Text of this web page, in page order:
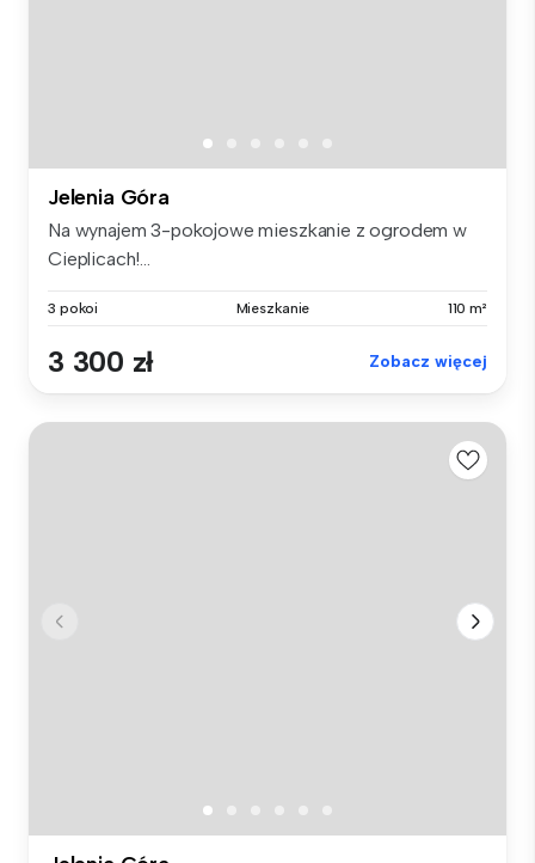
Jelenia Góra
Na wynajem 3-pokojowe mieszkanie z ogrodem w
Cieplicach!...
3 pokoi Mieszkanie 110 m²
3 300 zł Zobacz więcej